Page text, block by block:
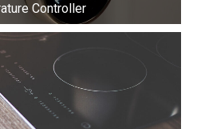
Controller